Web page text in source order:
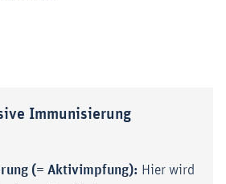
Immunisierung
(= Aktivimpfung): Hier wird